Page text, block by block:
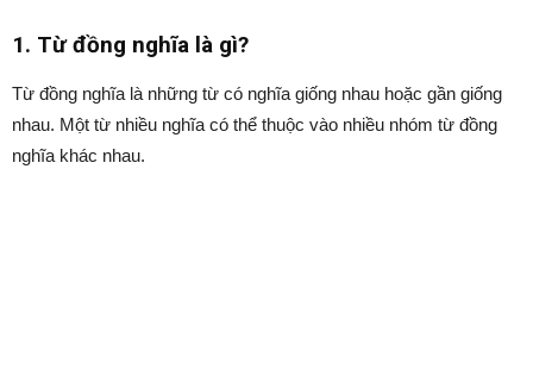
1. Từ đồng nghĩa là gì?
Từ đồng nghĩa là những từ có nghĩa giống nhau hoặc gần giống
nhau. Một từ nhiều nghĩa có thể thuộc vào nhiều nhóm từ đồng
nghĩa khác nhau.